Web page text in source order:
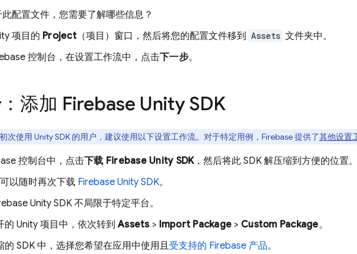
此配置文件，您需要了解哪些信息？
项目的 Project（项目）窗口，然后将您的配置文件移到 Assets 文件夹中。
控制台，在设置工作流中，点击下一步。
：添加 Firebase Unity SDK
初次使用 Unity SDK 的用户，建议使用以下设置工作流。对于特定用例，Firebase 提供了其他设置
控制台中，点击下载 Firebase UnitySDK，然后将此 SDK 解压缩到方便的位置。
以随时再次下载 Firebase Unity SDK。
Unity SDK 不局限于特定平台。
的 Unity 项目中，依次转到Assets> Import Package > Custom Package。
的 SDK 中，选择您希望在应用中使用且受支持的 Firebase 产品。